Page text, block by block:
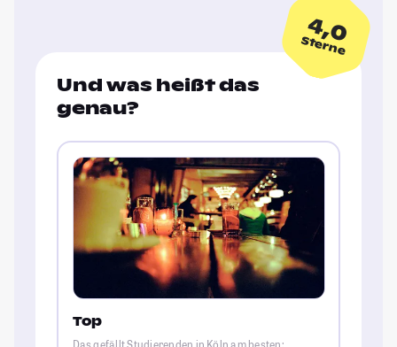
4,0
Sterne
Und was heißt das
genau?
Top